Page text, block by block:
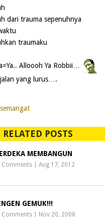
dari trauma sepenuhnya
traumaku
Alloooh Ya Robbii…
yang lurus….
semangat
RELATED POSTS
MEMBANGUN
Comments |Aug 17, 2012
GEMUK!!!
Comments Nov 20, 2008